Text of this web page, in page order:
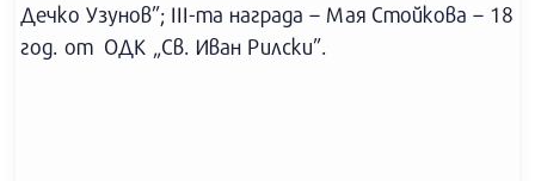
Дечко Узунов”; III-та награда – Мая Стойкова – 18
год. от ОДК „Св. Иван Рилски”.